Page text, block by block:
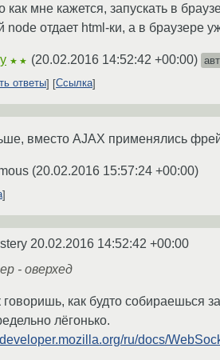
как мне кажется, запускать в
node отдает html-ки, а в браузере
★★ (20.02.2016 14:52:42 +00:00)
ответы
Ссылка
вместо AJAX применялись
(20.02.2016 15:57:24 +00:00)
20.02.2016 14:52:42 +00:00
- оверхед
говоришь, как будто собираешься
лёгонько.
ru/docs/